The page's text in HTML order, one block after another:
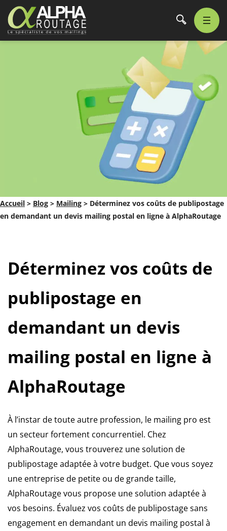
Accueil > Blog > Mailing > Déterminez vos coûts de publipostage
en demandant un devis mailing postal en ligne à AlphaRoutage
Déterminez vos coûts de
publipostage en
demandant un devis
mailing postal en ligne à
AlphaRoutage
À l’instar de toute autre profession, le mailing pro est
un secteur fortement concurrentiel. Chez
AlphaRoutage, vous trouverez une solution de
publipostage adaptée à votre budget. Que vous soyez
une entreprise de petite ou de grande taille,
AlphaRoutage vous propose une solution adaptée à
vos besoins. Évaluez vos coûts de publipostage sans
engagement en demandant un devis mailing postal à